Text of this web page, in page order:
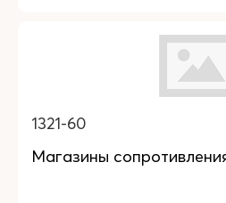
1321-60
Магазины